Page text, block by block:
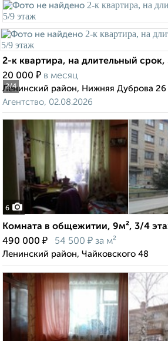
2/4
2-к квартира, на длительный
20 000 ₽ в месяц
Ленинский район, Нижняя Дуброва 26
Агентство, 02.08.2026
6
Комната в общежитии, 9м², 3/4
490 000 ₽ 54 500 ₽ за м²
Ленинский район, Чайковского 48